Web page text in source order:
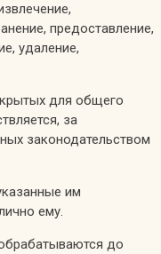
предоставление,
удаление,
для общего
за
законодательством
им
ему.
до